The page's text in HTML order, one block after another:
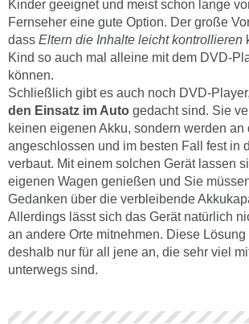
Kinder geeignet und meist schon lange
Fernseher eine gute Option. Der große
dass Eltern die Inhalte leicht kontrollieren
Kind so auch mal alleine mit dem DVD-
können.
Schließlich gibt es auch noch DVD-
den Einsatz im Auto gedacht sind. Sie
keinen eigenen Akku, sondern werden an
angeschlossen und im besten Fall fest in
verbaut. Mit einem solchen Gerät lassen
eigenen Wagen genießen und Sie
Gedanken über die verbleibende
Allerdings lässt sich das Gerät natürlich
an andere Orte mitnehmen. Diese Lösung
deshalb nur für all jene an, die sehr viel
unterwegs sind.